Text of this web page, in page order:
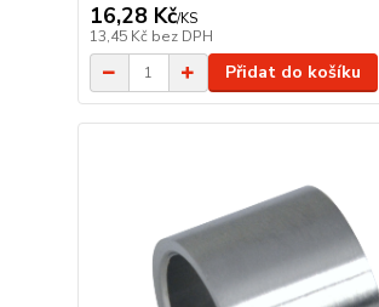
16,28 Kč/KS
13,45 Kč bez DPH
Přidat do košíku